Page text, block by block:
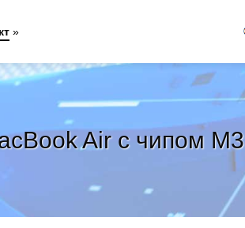
Air с чипом M3
»